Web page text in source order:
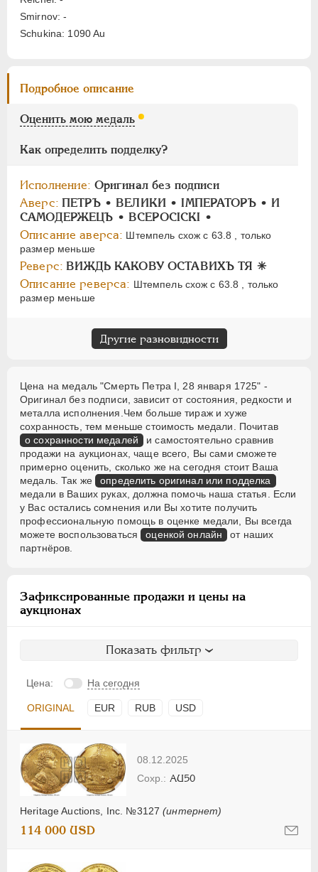
Smirnov: -
Schukina: 1090 Au
Подробное описание
Оценить мою медаль
Как определить подделку?
Исполнение: Оригинал без подписи
Аверс: ПЕТРЪ • ВЕЛИКИ • IМПЕРАТОРЪ • И
САМОДЕРЖЕЦЪ • ВСЕРОСIСКI •
Описание аверса: Штемпель схож с 63.8 , только
размер меньше
Реверс: ВИЖДЬ КАКОВУ ОСТАВИХЪ ТЯ ✳
Описание реверса: Штемпель схож с 63.8 , только
размер меньше
Другие разновидности
Цена на медаль "Смерть Петра I, 28 января 1725" -
Оригинал без подписи, зависит от состояния, редкости и
металла исполнения.Чем больше тираж и хуже
сохранность, тем меньше стоимость медали. Почитав
о сохранности медалей и самостоятельно сравнив
продажи на аукционах, чаще всего, Вы сами сможете
примерно оценить, сколько же на сегодня стоит Ваша
медаль. Так же определить оригинал или подделка
медали в Ваших руках, должна помочь наша статья. Если
у Вас остались сомнения или Вы хотите получить
профессиональную помощь в оценке медали, Вы всегда
можете воспользоваться оценкой онлайн
от наших
партнёров.
Зафиксированные продажи и цены на
аукционах
Показать фильтр
Цена: На сегодня
ORIGINAL EUR RUB USD
08.12.2025
Heritage Auctions, Inc. №3127(интернет)
AU50
114 000 USD
АЛЕКСАНДР III 1881-1894